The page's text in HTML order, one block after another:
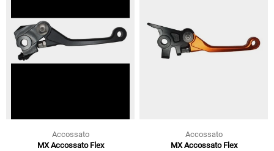
Accossato
MX Accossato Flex
Accossato
MX Accossato Flex